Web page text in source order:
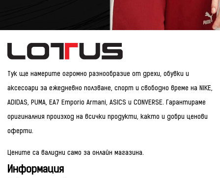
Тук ще намерите огромно разнообразие от дрехи, обувки и
аксесоари за ежедневно ползване, спорт и свободно време на NIKE,
ADIDAS, PUMA, EA7 Emporio Armani, ASICS и CONVERSE. Гарантираме
оригиналния произход на всички продукти, както и добри ценови
оферти.
Цените са валидни само за онлайн магазина.
Информация